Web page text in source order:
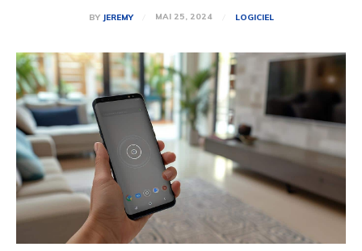
BY JEREMY MAI 25, 2024 LOGICIEL